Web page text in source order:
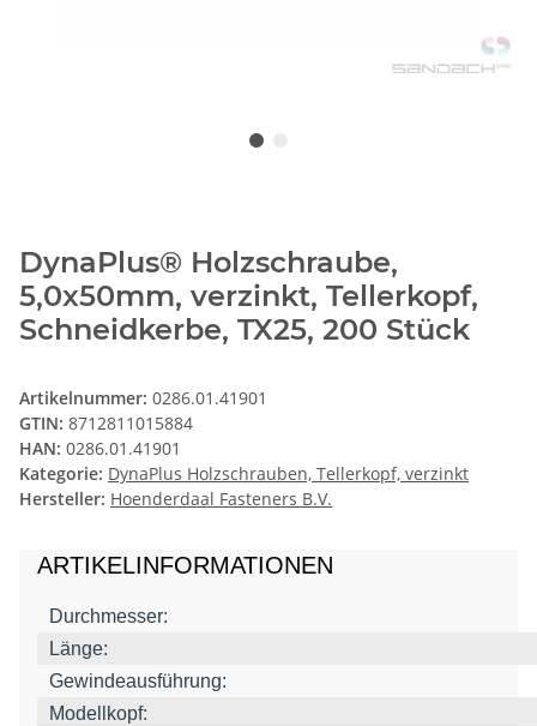
DynaPlus® Holzschraube,
5,0x50mm, verzinkt, Tellerkopf,
Schneidkerbe, TX25, 200 Stück
Artikelnummer: 0286.01.41901
GTIN: 8712811015884
HAN: 0286.01.41901
Kategorie: DynaPlus Holzschrauben, Tellerkopf, verzinkt
Hersteller: Hoenderdaal Fasteners B.V.
ARTIKELINFORMATIONEN
Durchmesser:
Länge:
Gewindeausführung:
Modellkopf: